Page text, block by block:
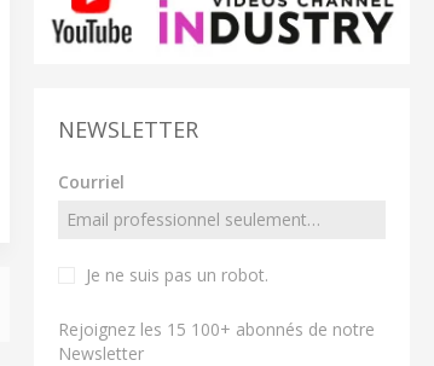
NEWSLETTER
Courriel
Je ne suis pas un robot.
Rejoignez les 15 100+ abonnés de notre
Newsletter